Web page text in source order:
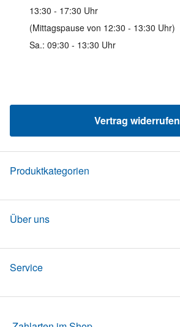
13:30 - 17:30 Uhr
(Mittagspause von 12:30 - 13:30 Uhr)
Sa.: 09:30 - 13:30 Uhr
Vertrag widerrufen
Produktkategorien
Über uns
Service